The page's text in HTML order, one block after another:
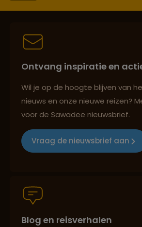
Persoonlijk en deskundig
Reizen met oog voor mens,
Persoonlijk en deskundig
Ontvang inspiratie en
Wil je op de hoogte blijven van
nieuws en onze nieuwe reizen?
voor de Sawadee nieuwsbrief.
Vraag de nieuwsbrief aan
Blog en reisverhalen